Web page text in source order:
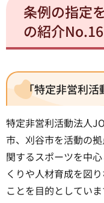
条例の指定
の紹介No.16
「特定非営利
特定非営利活動法人
市、刈谷市を活動の
関するスポーツを中
くりや人材育成を図
ことを目的としていま